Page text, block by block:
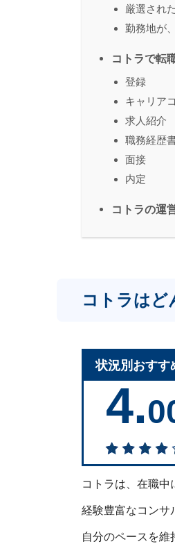
厳選され
勤務地が
コトラで転
登録
キャリア
求人紹介
職務経歴
面接
内定
コトラの運
コトラはど
状況別おすす
4.
コトラは、在職中
経験豊富なコンサ
自分のペースを維